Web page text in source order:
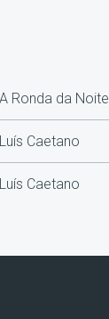
A Ronda da Noite
Luís Caetano
Luís Caetano